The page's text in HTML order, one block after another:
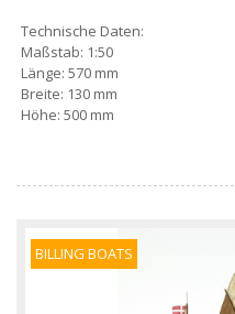
Technische Daten:
Maßstab: 1:50
Länge: 570 mm
Breite: 130 mm
Höhe: 500 mm
BILLING BOATS